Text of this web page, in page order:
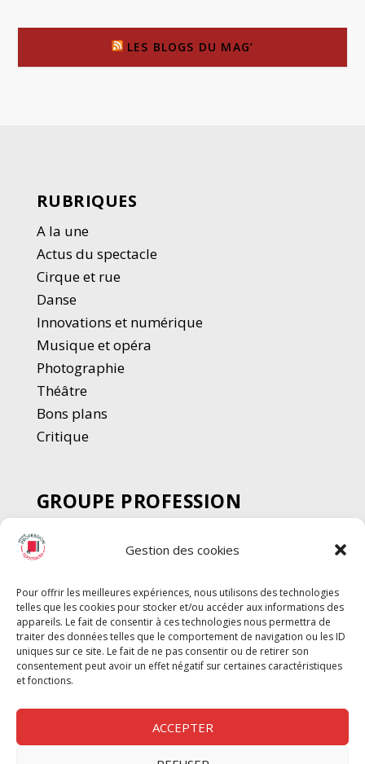
Gestion des cookies
Pour offrir les meilleures expériences, nous utilisons des technologies
telles que les cookies pour stocker et/ou accéder aux informations des
appareils. Le fait de consentir à ces technologies nous permettra de
traiter des données telles que le comportement de navigation ou les ID
uniques sur ce site. Le fait de ne pas consentir ou de retirer son
consentement peut avoir un effet négatif sur certaines caractéristiques
et fonctions.
ACCEPTER
LES BLOGS DU MAG’
RUBRIQUES
A la une
Actus du spectacle
Cirque et rue
Danse
Innovations et numérique
Musique et opéra
Photographie
Théâtre
Bons plans
Critique
GROUPE PROFESSION
SPECTACLE
Chèque Intermittents
Chèque Compta
Chèque Emploi Spectacle
G-Pods
Profession Audio-visuel